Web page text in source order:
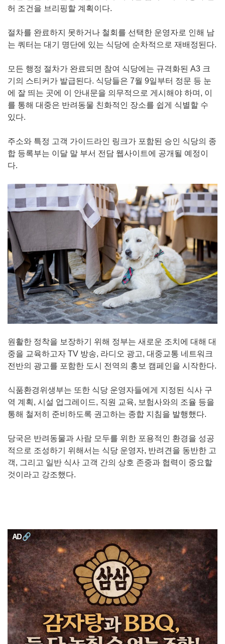
허 조건을 브리핑할 계획이다.
절차를 완료하지 못하거나 철회를 선택한 운영자로 인해 남
는 쿼터는 대기 명단에 있는 식당에 순차적으로 재배정된다.
모든 행정 절차가 완료되면 참여 식당에는 규격화된 A3 크
기의 스티커가 발급된다. 식당들은 7월 9일부터 정문 등 눈
에 잘 띄는 곳에 이 안내문을 의무적으로 게시해야 하며, 이
를 통해 대중은 반려동물 친화적인 장소를 쉽게 식별할 수
있다.
주소와 특정 고객 가이드라인 링크가 포함된 승인 식당의 종
합 등록부는 이달 말 부서 전담 웹사이트에 공개될 예정이
다.
원활한 정착을 보장하기 위해 정부는 새로운 조치에 대해 대
중을 교육하고자 TV 방송, 라디오 광고, 대중교통 네트워크
전반의 광고를 포함한 도시 전역의 홍보 캠페인을 시작한다.
식품환경위생부는 또한 식당 운영자들에게 지정된 식사 구
역 계획, 시설 업그레이드, 직원 교육, 보험사와의 조율 등을
통해 철저히 준비하도록 권고하는 종합 지침을 발행했다.
당국은 반려동물과 사람 모두를 위한 포용적인 환경을 성공
적으로 조성하기 위해서는 식당 운영자, 반려견을 동반한 고
객, 그리고 일반 식사 고객 간의 상호 존중과 협력이 중요할
것이라고 강조했다.